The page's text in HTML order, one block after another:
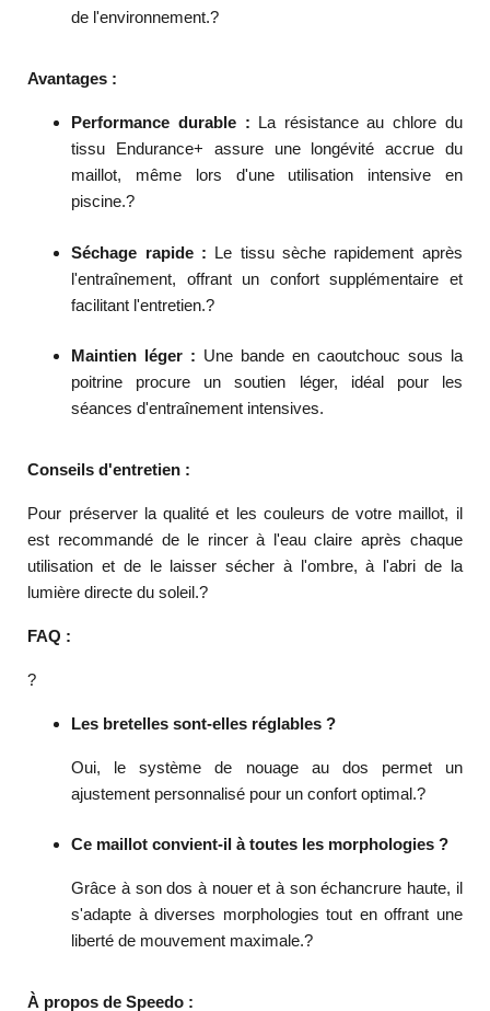
de l'environnement.?
Avantages :
Performance durable : La résistance au chlore du
tissu Endurance+ assure une longévité accrue du
maillot, même lors d'une utilisation intensive en
piscine.?
Séchage rapide : Le tissu sèche rapidement après
l'entraînement, offrant un confort supplémentaire et
facilitant l'entretien.?
Maintien léger : Une bande en caoutchouc sous la
poitrine procure un soutien léger, idéal pour les
séances d'entraînement intensives.
Conseils d'entretien :
Pour préserver la qualité et les couleurs de votre maillot, il
est recommandé de le rincer à l'eau claire après chaque
utilisation et de le laisser sécher à l'ombre, à l'abri de la
lumière directe du soleil.?
FAQ :
?
Les bretelles sont-elles réglables ?
Oui, le système de nouage au dos permet un
ajustement personnalisé pour un confort optimal.?
Ce maillot convient-il à toutes les morphologies ?
Grâce à son dos à nouer et à son échancrure haute, il
s'adapte à diverses morphologies tout en offrant une
liberté de mouvement maximale.?
À propos de Speedo :